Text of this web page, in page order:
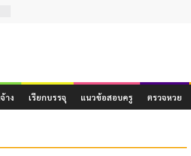
าง เรียกบรรจุ แนวข้อสอบครู ตรวจหวย